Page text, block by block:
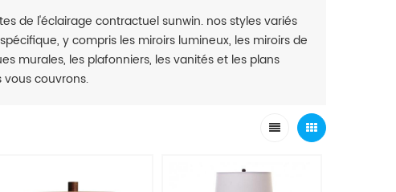
de l'éclairage contractuel sunwin. nos styles variés
y compris les miroirs lumineux, les miroirs de
murales, les plafonniers, les vanités et les plans
couvrons.